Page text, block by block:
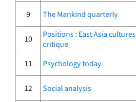
9
The Mankind quarterly
10
Positions : East Asia cultures
critique
11
Psychology today
12
Social analysis